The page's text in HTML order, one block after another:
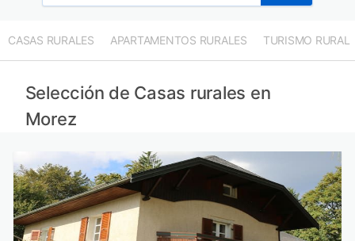
CASAS RURALES APARTAMENTOS RURALES TURISMO RURAL
Selección de Casas rurales en
Morez